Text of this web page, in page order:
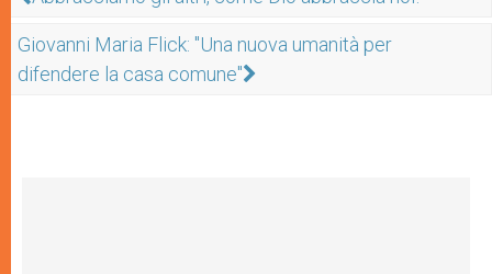
Giovanni Maria Flick: "Una nuova umanità per
difendere la casa comune"